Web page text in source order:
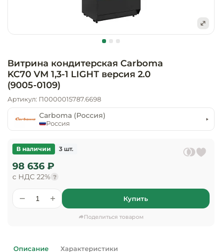
Оснащение
Оснащение
Ритейл (non
Разработка
торгового
оборудования
Витрина кондитерская Carboma
KC70 VM 1,3-1 LIGHT версия 2.0
(9005-0109)
Артикул: П0000015787.6698
Carboma (Россия)
Россия
98 636 ₽
с НДС 22% ?
В наличии 3 шт.
Купить
Поделиться товаром
Описание Характеристики